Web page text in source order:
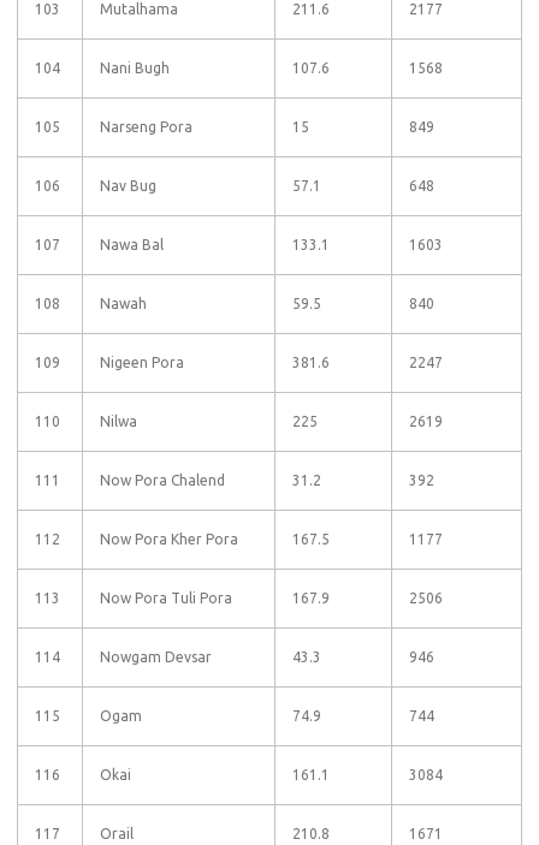
103 Mutalhama 211.6 2177
104 Nani Bugh 107.6 1568
105 Narseng Pora 15 849
106 Nav Bug 57.1 648
107 Nawa Bal 133.1 1603
108 Nawah 59.5 840
109 Nigeen Pora 381.6 2247
110 Nilwa 225 2619
111 Now Pora Chalend 31.2 392
112 Now Pora Kher Pora 167.5 1177
113 Now Pora Tuli Pora 167.9 2506
114 Nowgam Devsar 43.3 946
115 Ogam 74.9 744
116 Okai 161.1 3084
117 Orail 210.8 1671